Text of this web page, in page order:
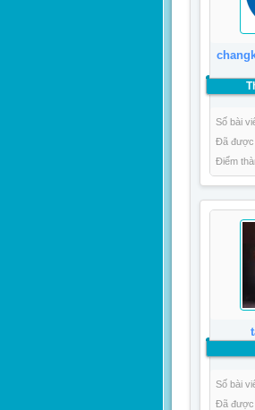
Số bài
Đã được
Điểm
Số bài
Đã được